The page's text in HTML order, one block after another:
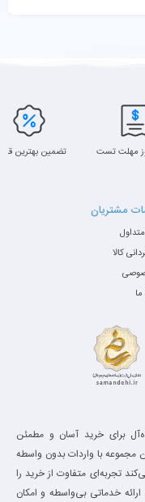
مهلت تست تضمین بهترین
مشتریان
کالا
بستری ایده‌آل برای خرید آسان و مطمئن
مجموعه با واردات بدون واسطه
تجربه‌ای متفاوت از خرید را
خدماتی بی‌واسطه و امکان